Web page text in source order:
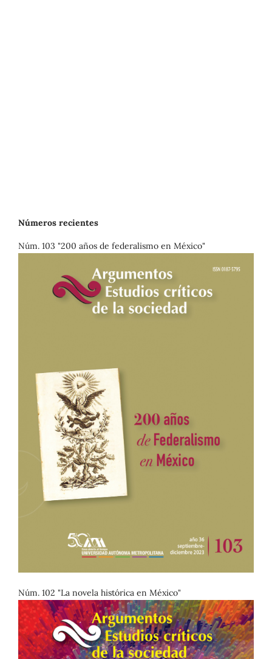
Números recientes
Núm. 103 "200 años de federalismo en México"
Núm. 102 "La novela histórica en México"